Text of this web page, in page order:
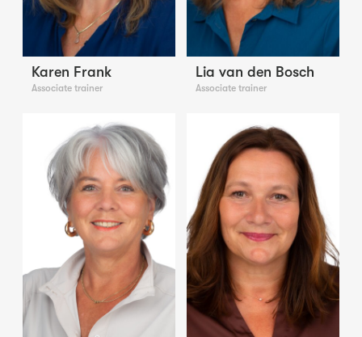
Karen Frank
Associate trainer
Lia van den Bosch
Associate trainer